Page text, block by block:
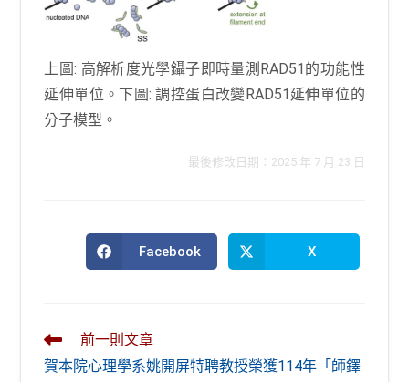
上圖: 高解析度光學鑷子即時量測RAD51的功能性
延伸單位。下圖: 調控蛋白改變RAD51延伸單位的
分子模型。
最後修改日期：2025 年 7 月 23 日
Opens
in
Facebook
Opens
in
X
Read
more
articles
前一則文章
賀本院心理學系姚開屏特聘教授榮獲114年「師鐸